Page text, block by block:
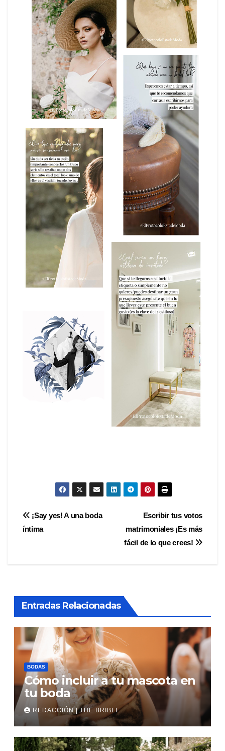
Navegación
Escribir tus votos
matrimoniales ¡Es más
fácil de lo que crees!
¡Say yes! A una boda
íntima
Entradas Relacionadas
BODAS
Cómo incluir a tu mascota en
tu boda
REDACCIÓN | THE BRIBLE